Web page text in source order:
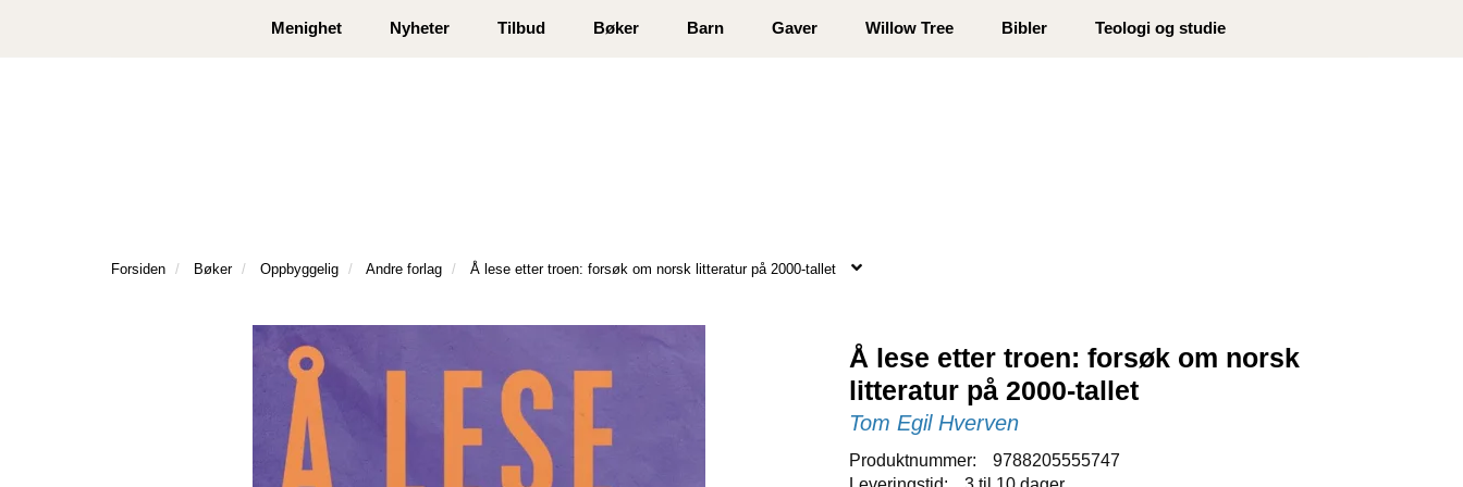
Åpningstider Logg inn eller registrer deg Min side Infosenter
Menighet Nyheter Tilbud Bøker Barn Gaver Willow Tree Bibler Teologi og studie
Forsiden Bøker Oppbyggelig Andre forlag Å lese etter troen: forsøk om norsk litteratur på 2000-tallet
Å lese etter troen: forsøk om norsk
litteratur på 2000-tallet
Tom Egil Hverven
Produktnummer:
9788205555747